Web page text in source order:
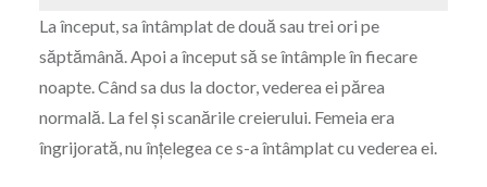
La început, sa întâmplat de două sau trei ori pe
săptămână. Apoi a început să se întâmple în fiecare
noapte. Când sa dus la doctor, vederea ei părea
normală. La fel și scanările creierului. Femeia era
îngrijorată, nu înțelegea ce s-a întâmplat cu vederea ei.